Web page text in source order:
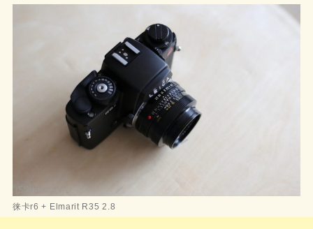
徕卡r6 + Elmarit R35 2.8